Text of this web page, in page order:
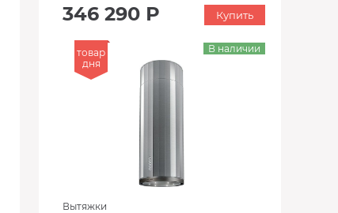
346 290 Р Купить
товар
дня
Вытяжки
В наличии